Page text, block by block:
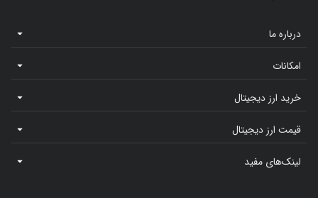
درباره ما
امکانات
خرید ارز دیجیتال
قیمت ارز دیجیتال
لینک‌های مفید